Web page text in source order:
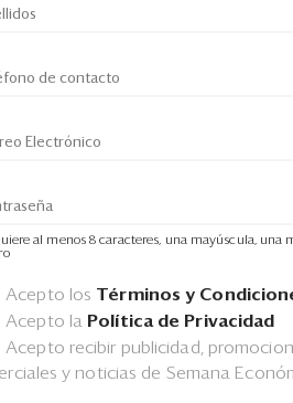
al menos 8 caracteres, una mayúscula, una
Acepto los Términos y
Acepto la Política de Privacidad
Acepto recibir publicidad,
y noticias de Semana